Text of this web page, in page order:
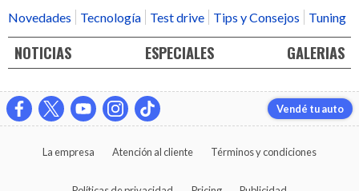
Novedades
Tecnología Test drive Tips y Consejos Tuning
NOTICIAS ESPECIALES GALERIAS
Vendé tu auto
La empresa Atención al cliente Términos y condiciones